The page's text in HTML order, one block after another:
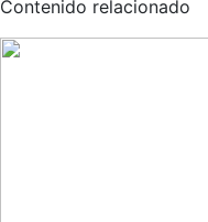
Contenido relacionado